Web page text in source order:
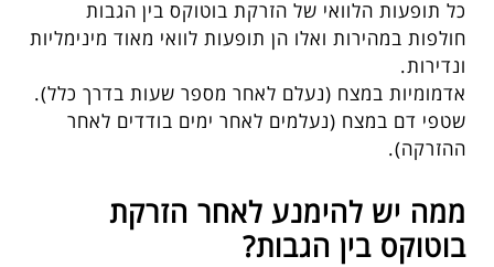
כל תופעות הלוואי של הזרקת בוטוקס בין הגבות
חולפות במהירות ואלו הן תופעות לוואי מאוד מינימליות
ונדירות.
אדמומיות במצח (נעלם לאחר מספר שעות בדרך כלל).
שטפי דם במצח (נעלמים לאחר ימים בודדים לאחר
ההזרקה).
ממה יש להימנע לאחר הזרקת
בוטוקס בין הגבות?